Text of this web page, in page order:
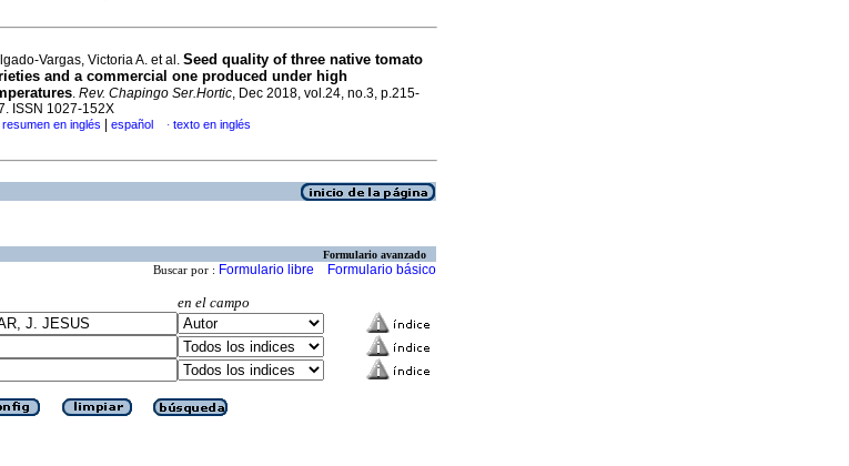
Vargas, Victoria A. et al. Seed quality of three native tomato
and a commercial one produced under high
. Rev. Chapingo Ser.Hortic, Dec 2018, vol.24, no.3, p.215-
ISSN 1027-152X
resumen en inglés español · texto en inglés
Formulario avanzado
Buscar por : Formulario libre Formulario básico
en el campo